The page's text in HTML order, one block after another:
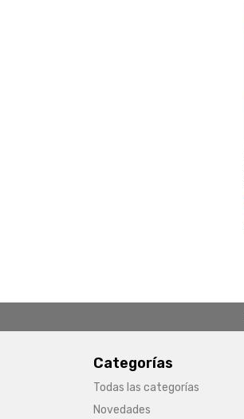
Categorías
Todas las categorías
Novedades